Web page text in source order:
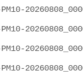
PM10-
PM10-
PM10-
PM10-